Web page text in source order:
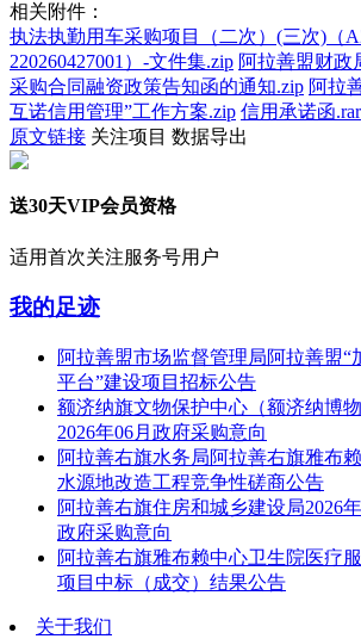
相关附件：
执法执勤用车采购项目（二次）(三次)（
220260427001）-文件集.zip 阿拉善盟财政
采购合同融资政策告知函的通知.zip 阿拉
互诺信用管理”工作方案.zip 信用承诺函.rar
原文链接 关注项目 数据导出
送30天VIP会员资格
适用首次关注服务号用户
我的足迹
阿拉善盟市场监督管理局阿拉善盟“
平台”建设项目招标公告
额济纳旗文物保护中心（额济纳博
2026年06月政府采购意向
阿拉善右旗水务局阿拉善右旗雅布
水源地改造工程竞争性磋商公告
阿拉善右旗住房和城乡建设局2026
政府采购意向
阿拉善右旗雅布赖中心卫生院医疗
项目中标（成交）结果公告
关于我们